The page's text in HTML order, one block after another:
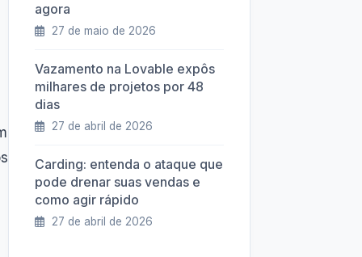
agora
27 de maio de 2026
Vazamento na Lovable expôs
milhares de projetos por 48
dias
27 de abril de 2026
Carding: entenda o ataque que
pode drenar suas vendas e
como agir rápido
27 de abril de 2026